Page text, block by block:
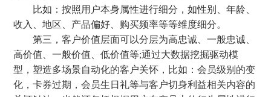
比如：按照用户本身属性进行细分，如性别、年龄、
收入、地区、产品偏好、购买频率等等维度细分。
第三，客户价值层面可以分层为高忠诚、一般忠诚、
高价值、一般价值、低价值等;通过大数据挖掘驱动模
型，塑造多场景自动化的客户关怀，比如：会员级别的变
化，卡券过期，会员生日礼等与客户切身利益相关内容的